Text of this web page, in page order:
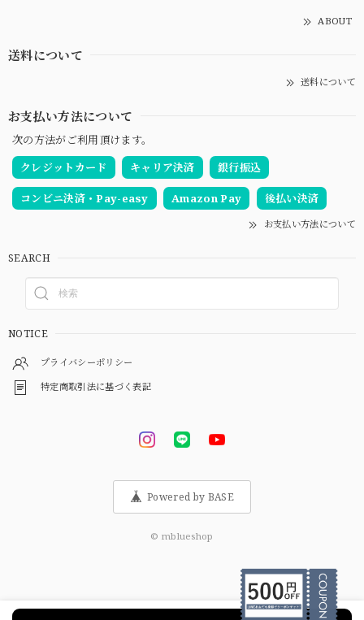
ABOUT
送料について
送料について
お支払い方法について
次の方法がご利用頂けます。
クレジットカード
キャリア決済 銀行振込
コンビニ決済・Pay-easy Amazon Pay 後払い決済
お支払い方法について
SEARCH
NOTICE
プライバシーポリシー
特定商取引法に基づく表記
Powered by BASE
© mblueshop